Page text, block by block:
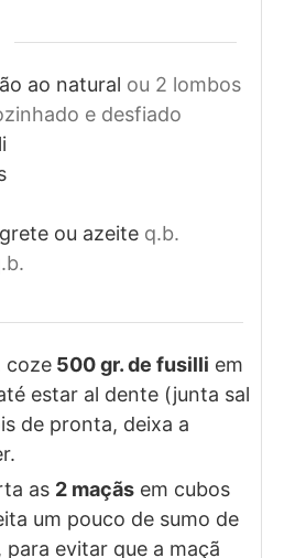
ao natural ou 2 lombos
e desfiado
ou azeite q.b.
coze 500 gr. de fusilli em
estar al dente (junta sal
de pronta, deixa a
as 2 maçãs em cubos
um pouco de sumo de
para evitar que a maçã